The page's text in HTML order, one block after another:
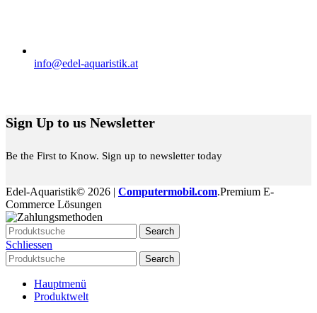
info@edel-aquaristik.at
Sign Up to us Newsletter
Be the First to Know. Sign up to newsletter today
Edel-Aquaristik© 2026 | Computermobil.com.Premium E-
Commerce Lösungen
Search
Schliessen
Search
Hauptmenü
Produktwelt